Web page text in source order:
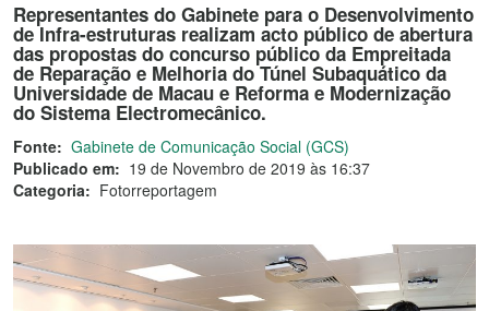
Representantes do Gabinete para o Desenvolvimento
de Infra-estruturas realizam acto público de abertura
das propostas do concurso público da Empreitada
de Reparação e Melhoria do Túnel Subaquático da
Universidade de Macau e Reforma e Modernização
do Sistema Electromecânico.
Fonte: Gabinete de Comunicação Social (GCS)
Publicado em: 19 de Novembro de 2019 às 16:37
Categoria: Fotorreportagem